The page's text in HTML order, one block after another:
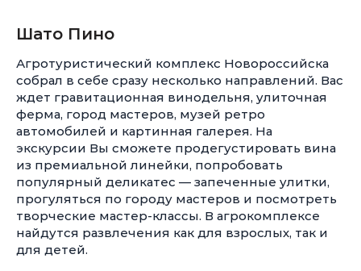
Шато Пино
Агротуристический комплекс Новороссийска
собрал в себе сразу несколько направлений. Вас
ждет гравитационная винодельня, улиточная
ферма, город мастеров, музей ретро
автомобилей и картинная галерея. На
экскурсии Вы сможете продегустировать вина
из премиальной линейки, попробовать
популярный деликатес — запеченные улитки,
прогуляться по городу мастеров и посмотреть
творческие мастер-классы. В агрокомплексе
найдутся развлечения как для взрослых, так и
для детей.